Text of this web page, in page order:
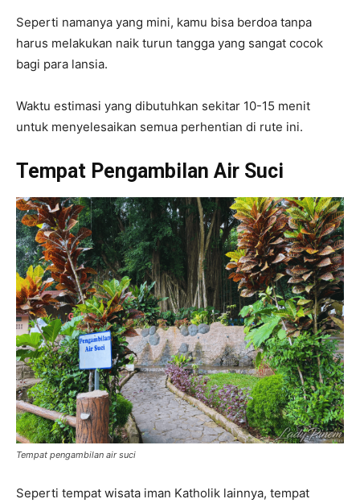
Seperti namanya yang mini, kamu bisa berdoa tanpa
harus melakukan naik turun tangga yang sangat cocok
bagi para lansia.
Waktu estimasi yang dibutuhkan sekitar 10-15 menit
untuk menyelesaikan semua perhentian di rute ini.
Tempat Pengambilan Air Suci
Tempat pengambilan air suci
Seperti tempat wisata iman Katholik lainnya, tempat